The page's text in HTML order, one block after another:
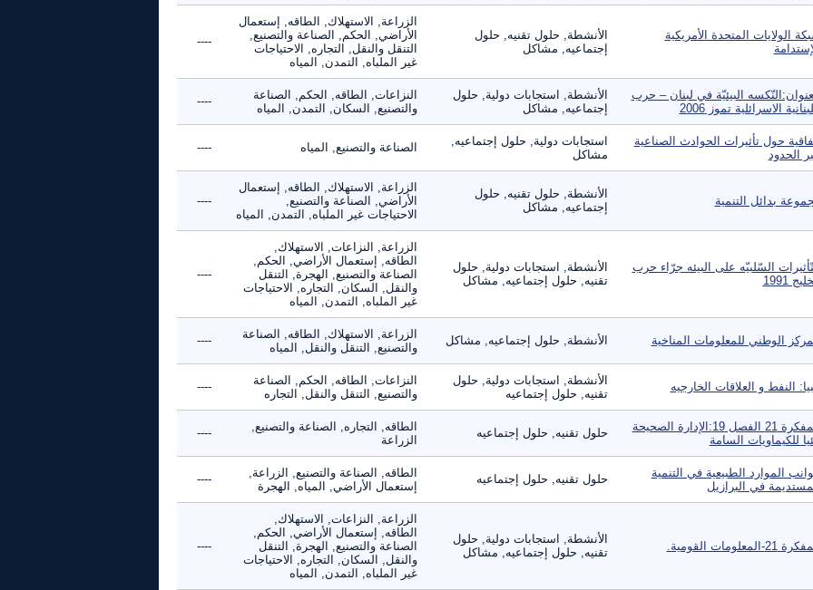
الولايات المتحدة الأمريكية
الأنشطة, حلول تقنيه, حلول
إجتماعيه, مشاكل
الزراعة, الاستهلاك, الطاقه, إستعمال
الأراضي, الحكم, الصناعة والتصنيع,
التنقل والنقل, التجاره, الاحتياجات
غير الملباه, التمدن, المياه
----
البيئيّة في لبنان – حرب
الاسرائلية تموز 2006
الأنشطة, استجابات دولية, حلول
إجتماعيه, مشاكل
النزاعات, الطاقه, الحكم, الصناعة
والتصنيع, السكان, التمدن, المياه
----
حول تأثيرات الحوادث الصناعية
الحدود
استجابات دولية, حلول إجتماعيه,
مشاكل
الصناعة والتصنيع, المياه ----
بدائل التنمية
الأنشطة, حلول تقنيه, حلول
إجتماعيه, مشاكل
الزراعة, الاستهلاك, الطاقه, إستعمال
الأراضي, الصناعة والتصنيع,
الاحتياجات غير الملباه, التمدن, المياه
----
السّلبيّه على البيئه جرّاء حرب
1991
الأنشطة, استجابات دولية, حلول
تقنيه, حلول إجتماعيه, مشاكل
الزراعة, النزاعات, الاستهلاك,
الطاقه, إستعمال الأراضي, الحكم,
الصناعة والتصنيع, الهجرة, التنقل
والنقل, السكان, التجاره, الاحتياجات
غير الملباه, التمدن, المياه
----
الوطني للمعلومات المناخية الأنشطة, حلول إجتماعيه, مشاكل
الزراعة, الاستهلاك, الطاقه, الصناعة
والتصنيع, التنقل والنقل, المياه
----
النفط و العلاقات الخارجيه
الأنشطة, استجابات دولية, حلول
تقنيه, حلول إجتماعيه
النزاعات, الطاقه, الحكم, الصناعة
والتصنيع, التنقل والنقل, التجاره
----
المفكرة 21 الفصل 19:الإدارة الصحيحة
للكيماويات السامة
حلول تقنيه, حلول إجتماعيه
الطاقه, التجاره, الصناعة والتصنيع,
الزراعة
----
الموارد الطبيعية في التنمية
في البرازيل
حلول تقنيه, حلول إجتماعيه
الطاقه, الصناعة والتصنيع, الزراعة,
إستعمال الأراضي, المياه, الهجرة
----
21-المعلومات القومية.
الأنشطة, استجابات دولية, حلول
تقنيه, حلول إجتماعيه, مشاكل
الزراعة, النزاعات, الاستهلاك,
الطاقه, إستعمال الأراضي, الحكم,
الصناعة والتصنيع, الهجرة, التنقل
والنقل, السكان, التجاره, الاحتياجات
غير الملباه, التمدن, المياه
----